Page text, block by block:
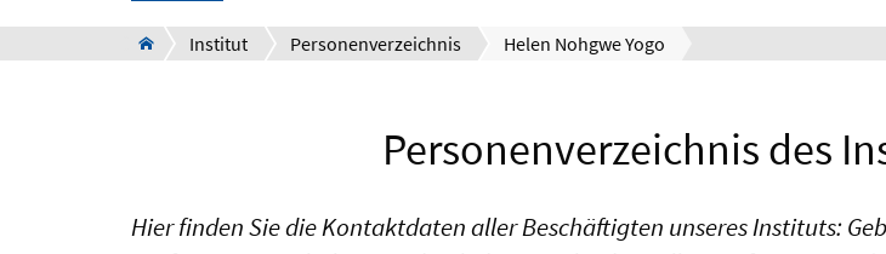
Institut Personenverzeichnis Helen Nohgwe Yogo
Personenverzeichnis des
Hier finden Sie die Kontaktdaten aller Beschäftigten unseres Instituts: